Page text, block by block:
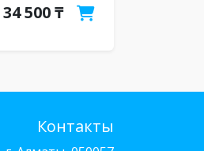
34 500 ₸
Контакты